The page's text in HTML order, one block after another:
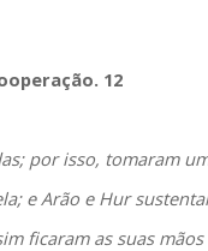
12
por isso, tomaram
e Arão e Hur
ficaram as suas